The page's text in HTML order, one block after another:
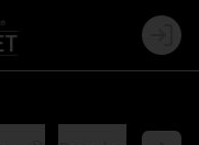
Login